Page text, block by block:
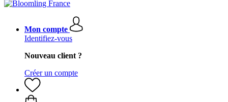
Mon compte
Identifiez-vous
Nouveau client ?
Créer un compte